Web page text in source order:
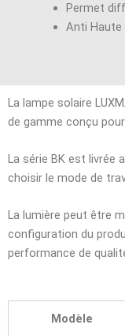
Permet
Anti Haute
La lampe solaire
de gamme conçu
La série BK est livrée
choisir le mode de
La lumière peut être
configuration du
performance de
Modèle